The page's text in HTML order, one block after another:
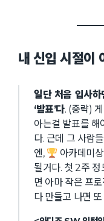
내 신입 시절이
일단 처음 입사
‘발표’다. (중략)
아는걸 발표를 해
다. 근데 그 사람
엔,
아카데미
될거다. 첫 2주
면 아마 작은 프
다 만들고 나면